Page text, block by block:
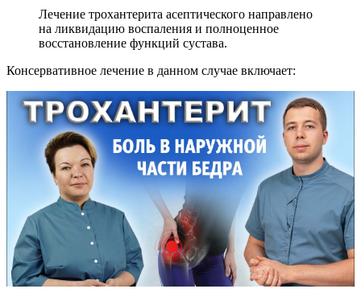
Лечение трохантерита асептического направлено
на ликвидацию воспаления и полноценное
восстановление функций сустава.
Консервативное лечение в данном случае включает: